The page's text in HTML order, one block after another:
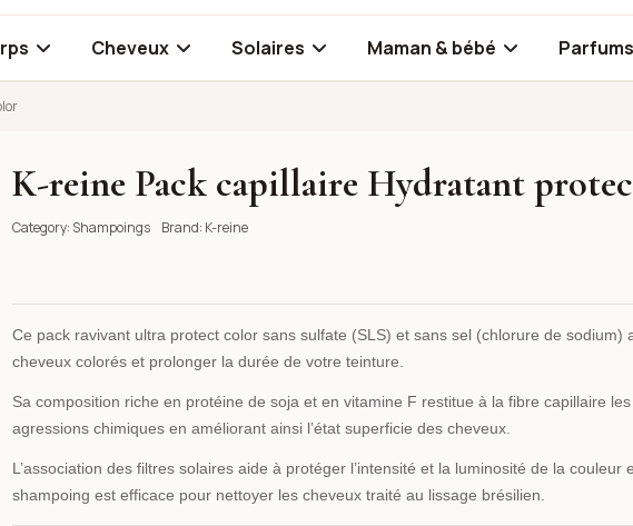
Cheveux Solaires Maman & bébé Parfums
protect color
K-reine Pack capillaire Hydratant
Category: Shampoings Brand: K-reine
Ce pack ravivant ultra protect color sans sulfate (SLS) et sans sel (chlorure de
cheveux colorés et prolonger la durée de votre teinture.
Sa composition riche en protéine de soja et en vitamine F restitue à la fibre capillaire
agressions chimiques en améliorant ainsi l’état superficie des cheveux.
L’association des filtres solaires aide à protéger l’intensité et la luminosité de la
shampoing est efficace pour nettoyer les cheveux traité au lissage brésilien.